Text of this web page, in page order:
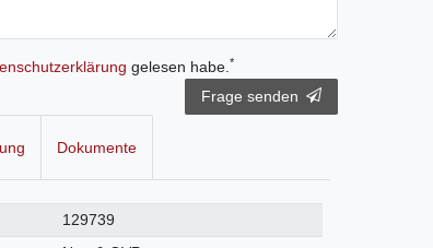
gelesen habe.*
Frage senden
Dokumente
129739